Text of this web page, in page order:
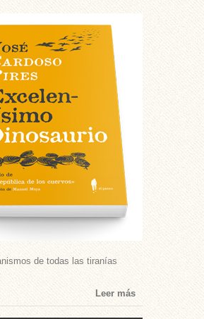
de todas las tiranías
Leer más